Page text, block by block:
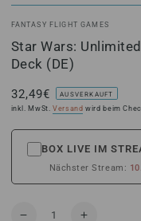
FANTASY FLIGHT GAMES
Star Wars:
Deck (DE)
Regulärer
Preis
32,49€
AUSVERKAUFT
inkl. MwSt.Versand wird beim
BOX LIVE IM
Nächster Stream: